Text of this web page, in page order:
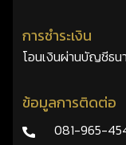
การชำระเงิน
โอนเงินผ่านบัญชีธน
ข้อมูลการติดต่อ
081-965-